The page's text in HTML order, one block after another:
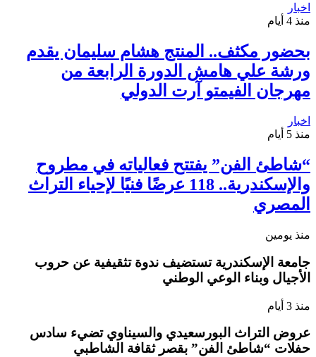
اخبار
منذ 4 أيام
بحضور مكثف.. المنتج هشام سليمان يقدم
ورشة علي هامش الدورة الرابعة من
مهرجان الفيمتو آرت الدولي
اخبار
منذ 5 أيام
“شاطئ الفن” يفتتح فعالياته في مطروح
والإسكندرية.. 118 عرضًا فنيًا لإحياء التراث
المصري
منذ يومين
جامعة الإسكندرية تستضيف ندوة تثقيفية عن حروب
الأجيال وبناء الوعي الوطني
منذ 3 أيام
عروض التراث البورسعيدي والسيناوي تضيء سادس
حفلات “شاطئ الفن” بقصر ثقافة الشاطبي